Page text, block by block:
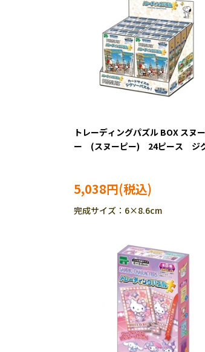
トレーディングパズル BOX スヌ
ー (スヌーピー) 24ピース ジ
5,038円
完成サイズ：6×8.6cm